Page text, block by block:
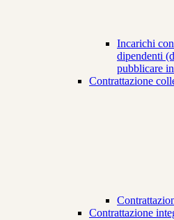
Incarichi
dipendenti
pubblicare
Contrattazione
Contrattazione